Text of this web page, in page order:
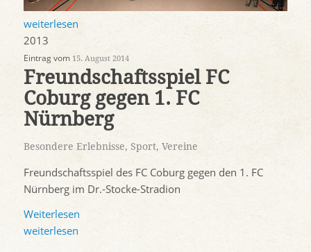
weiterlesen
2013
Eintrag vom 15. August 2014
Freundschaftsspiel FC
Coburg gegen 1. FC
Nürnberg
Besondere Erlebnisse, Sport, Vereine
Freundschaftsspiel des FC Coburg gegen den 1. FC
Nürnberg im Dr.-Stocke-Stradion
Weiterlesen
weiterlesen